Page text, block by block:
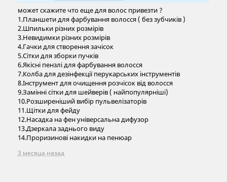
может скажите что еще для волос привезти ?
1.Планшети для фарбування волосся ( без зубчиків )
2.Шпильки різних розмірів
3.Невидимки різних розмірів
4.Гачки для створення зачісок
5.Сітки для зборки пучків
6.Якісні пензлі для фарбування волосся
7.Колба для дезінфекції перукарських інструментів
8.Інструмент для очищення розчісок від волосся
9.Замінні сітки для шейверів ( найпопулярніші)
10.Розширеніший вибір пульвелізаторів
11.Щітки для фейду
12.Насадка на фен універсальна дифузор
13.Дзеркала заднього виду
14.Проризинові накидки на пенюар
3 месяца назад